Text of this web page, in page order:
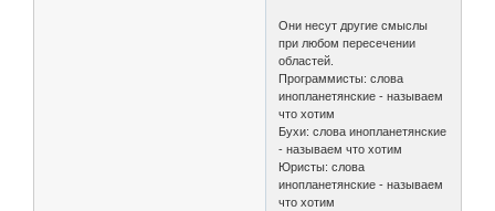
Они несут другие смыслы
при любом пересечении
областей.
Программисты: слова
инопланетянские - называем
что хотим
Бухи: слова инопланетянские
- называем что хотим
Юристы: слова
инопланетянские - называем
что хотим